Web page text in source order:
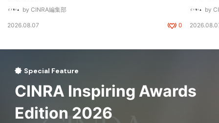
by CINRA編集部
2026.08.07 0
by
Special Feature
CINRA Inspiring Awards
Edition 2026